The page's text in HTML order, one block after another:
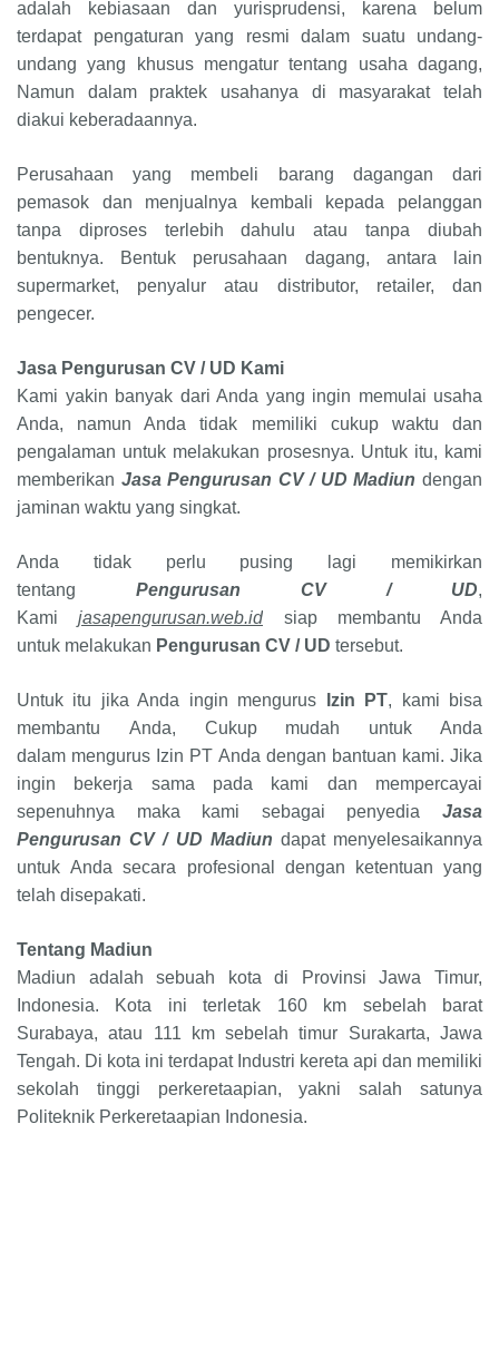
adalah kebiasaan dan yurisprudensi, karena belum
terdapat pengaturan yang resmi dalam suatu undang-
undang yang khusus mengatur tentang usaha dagang,
Namun dalam praktek usahanya di masyarakat telah
diakui keberadaannya.
Perusahaan yang membeli barang dagangan dari
pemasok dan menjualnya kembali kepada pelanggan
tanpa diproses terlebih dahulu atau tanpa diubah
bentuknya. Bentuk perusahaan dagang, antara lain
supermarket, penyalur atau distributor, retailer, dan
pengecer.
Jasa Pengurusan CV / UD Kami
Kami yakin banyak dari Anda yang ingin memulai usaha
Anda, namun Anda tidak memiliki cukup waktu dan
pengalaman untuk melakukan prosesnya. Untuk itu, kami
memberikan Jasa Pengurusan CV / UD Madiun dengan
jaminan waktu yang singkat.
Anda tidak perlu pusing lagi memikirkan
tentang Pengurusan CV / UD,
Kamijasapengurusan.web.id siap membantu Anda
untuk melakukan Pengurusan CV / UD tersebut.
Untuk itu jika Anda ingin mengurus Izin PT, kami bisa
membantu Anda, Cukup mudah untuk Anda
dalam mengurus Izin PT Anda dengan bantuan kami. Jika
ingin bekerja sama pada kami dan mempercayai
sepenuhnya maka kami sebagai penyedia Jasa
Pengurusan CV / UD Madiun dapat menyelesaikannya
untuk Anda secara profesional dengan ketentuan yang
telah disepakati.
Tentang Madiun
Madiun adalah sebuah kota di Provinsi Jawa Timur,
Indonesia. Kota ini terletak 160 km sebelah barat
Surabaya, atau 111 km sebelah timur Surakarta, Jawa
Tengah. Di kota ini terdapat Industri kereta api dan memiliki
sekolah tinggi perkeretaapian, yakni salah satunya
Politeknik Perkeretaapian Indonesia.